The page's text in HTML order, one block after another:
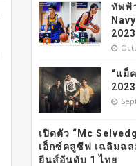
ทัพฟ้
“แม็
เปิดตัว “Mc
เอ็กซ์คลูซีฟ เฉลิมฉ
ยีนส์อันดับ 1 ไทย